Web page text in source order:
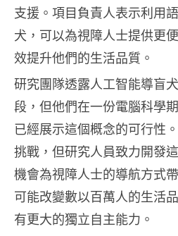
支援。項目負責人表示利用
犬，可以為視障人士提供更
效提升他們的生活品質。
研究團隊透露人工智能導盲
段，但他們在一份電腦科學
已經展示這個概念的可行性
挑戰，但研究人員致力開發
機會為視障人士的導航方式
可能改變數以百萬人的生活
有更大的獨立自主能力。